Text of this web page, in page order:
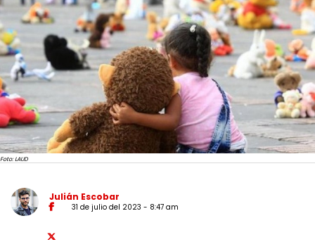
Foto: LAUD
Julián Escobar
31 de julio del 2023 - 8:47 am